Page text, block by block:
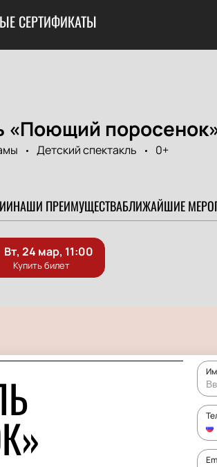
СЕРТИФИКАТЫ
«Поющий
Детский спектакль
0+
НАШИ ПРЕИМУЩЕСТВАБЛИЖАЙШИЕ